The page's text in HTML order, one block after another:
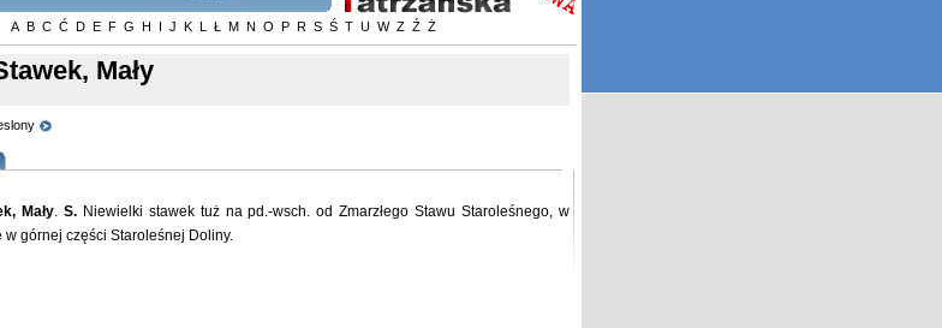
A B C Ć D E F G H I J K L Ł M N O P R S Ś T U W Z Ź Ż
Mały
Mały. S. Niewielki stawek tuż na pd.-wsch. od Zmarzłego Stawu Staroleśnego, w
w górnej części Staroleśnej Doliny.